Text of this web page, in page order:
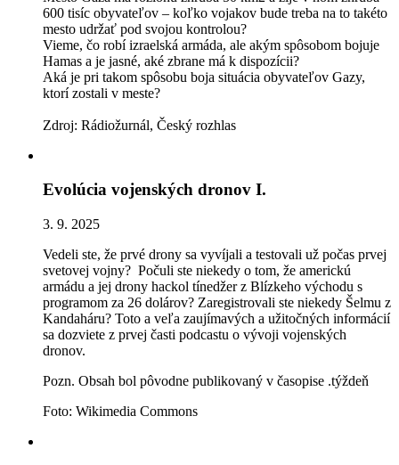
600 tisíc obyvateľov – koľko vojakov bude treba na to takéto
mesto udržať pod svojou kontrolou?
Vieme, čo robí izraelská armáda, ale akým spôsobom bojuje
Hamas a je jasné, aké zbrane má k dispozícii?
Aká je pri takom spôsobu boja situácia obyvateľov Gazy,
ktorí zostali v meste?
Zdroj: Rádiožurnál, Český rozhlas
Evolúcia vojenských dronov I.
3. 9. 2025
Vedeli ste, že prvé drony sa vyvíjali a testovali už počas prvej
svetovej vojny? Počuli ste niekedy o tom, že americkú
armádu a jej drony hackol tínedžer z Blízkeho východu s
programom za 26 dolárov? Zaregistrovali ste niekedy Šelmu z
Kandaháru? Toto a veľa zaujímavých a užitočných informácií
sa dozviete z prvej časti podcastu o vývoji vojenských
dronov.
Pozn. Obsah bol pôvodne publikovaný v časopise .týždeň
Foto: Wikimedia Commons